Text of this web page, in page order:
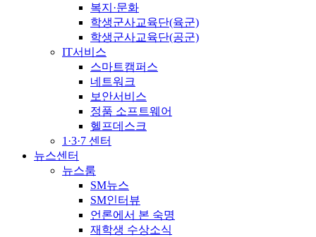
복지·문화
학생군사교육단(육군)
학생군사교육단(공군)
IT서비스
스마트캠퍼스
네트워크
보안서비스
정품 소프트웨어
헬프데스크
1·3·7 센터
뉴스센터
뉴스룸
SM뉴스
SM인터뷰
언론에서 본 숙명
재학생 수상소식